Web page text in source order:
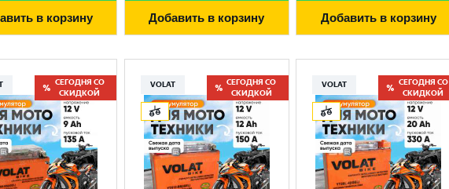
в корзину Добавить в корзину Добавить в корзину
СЕГОДНЯ СО
СКИДКОЙ
VOLAT
СЕГОДНЯ СО
СКИДКОЙ
VOLAT
СЕГОДНЯ СО
СКИДКОЙ